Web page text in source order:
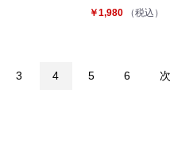
￥1,980 （税込）
3 4 5 6